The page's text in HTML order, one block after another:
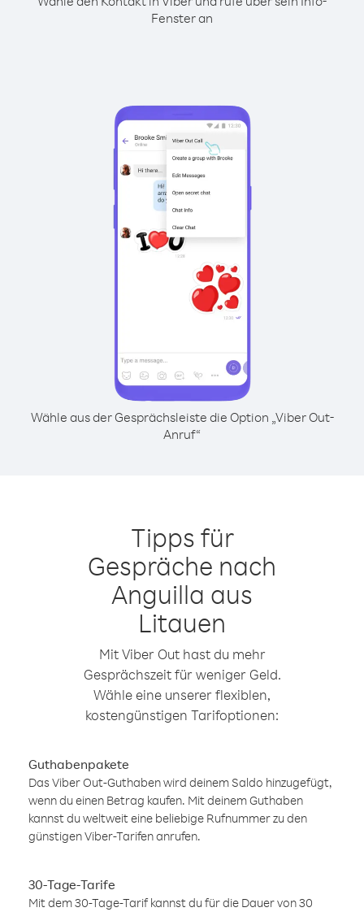
Fenster an
Wähle aus der Gesprächsleiste die Option „Viber Out-
Anruf“
Tipps für
Gespräche nach
Anguilla aus
Litauen
Mit Viber Out hast du mehr
Gesprächszeit für weniger Geld.
Wähle eine unserer flexiblen,
kostengünstigen Tarifoptionen:
Guthabenpakete
Das Viber Out-Guthaben wird deinem Saldo hinzugefügt,
wenn du einen Betrag kaufen. Mit deinem Guthaben
kannst du weltweit eine beliebige Rufnummer zu den
günstigen Viber-Tarifen anrufen.
30-Tage-Tarife
Mit dem 30-Tage-Tarif kannst du für die Dauer von 30